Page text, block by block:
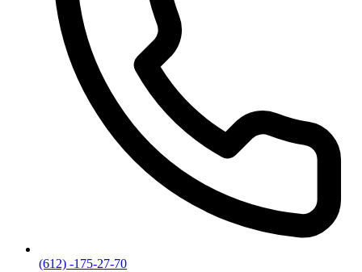
(612) -175-27-70